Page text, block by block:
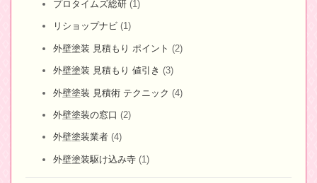
プロタイムズ総研 (1)
リショップナビ (1)
外壁塗装 見積もり ポイント (2)
外壁塗装 見積もり 値引き (3)
外壁塗装 見積術 テクニック (4)
外壁塗装の窓口 (2)
外壁塗装業者 (4)
外壁塗装駆け込み寺 (1)